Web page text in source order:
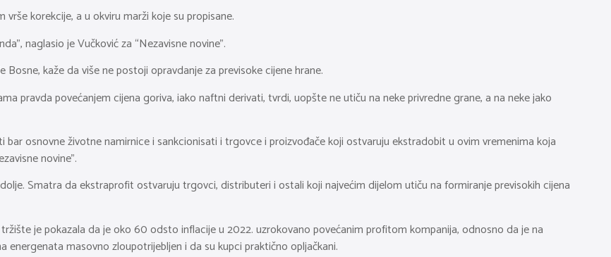
korekcije, a u okviru marži koje su propisane.
naglasio je Vučković za “Nezavisne novine”.
kaže da više ne postoji opravdanje za previsoke cijene hrane.
pravda povećanjem cijena goriva, iako naftni derivati, tvrdi, uopšte ne utiču na neke privredne grane, a na neke jako
osnovne životne namirnice i sankcionisati i trgovce i proizvođače koji ostvaruju ekstradobit u ovim vremenima koja
novine”.
Smatra da ekstraprofit ostvaruju trgovci, distributeri i ostali koji najvećim dijelom utiču na formiranje previsokih cijena
je pokazala da je oko 60 odsto inflacije u 2022. uzrokovano povećanim profitom kompanija, odnosno da je na
masovno zloupotrijebljen i da su kupci praktično opljačkani.